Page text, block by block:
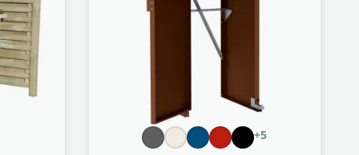
+5